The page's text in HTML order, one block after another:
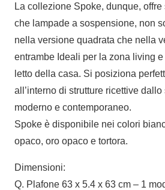
La collezione Spoke, dunque,
che lampade a sospensione, non
nella versione quadrata che nella
entrambe Ideali per la zona living
letto della casa. Si posiziona
all’interno di strutture ricettive dallo
moderno e contemporaneo.
Spoke è disponibile nei colori
opaco, oro opaco e tortora.
Dimensioni:
Q. Plafone 63 x 5.4 x 63 cm – 1